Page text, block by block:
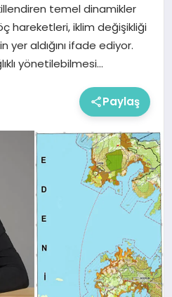
temel dinamikler
hareketleri, iklim değişikliği
aldığını ifade ediyor.
yönetilebilmesi…
Paylaş